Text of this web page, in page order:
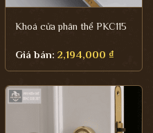
Khoá cửa phân thể PKC115
Giá bán: 2,194,000 ₫